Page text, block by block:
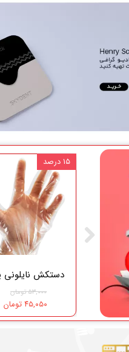
۵۳,۰۰۰ تومان
۴۵,۰۵۰ تومان
۱۵ درصد